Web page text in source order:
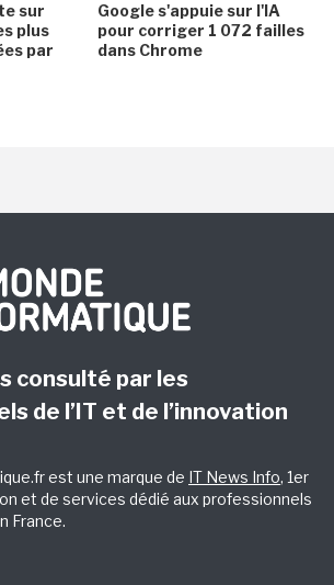
sur
plus
par
Google s'appuie sur l'IA
pour corriger 1 072 failles
dans Chrome
consulté par les
de l’IT et de l’innovation
est une marque de IT News Info, 1er
et de services dédié aux professionnels
France.